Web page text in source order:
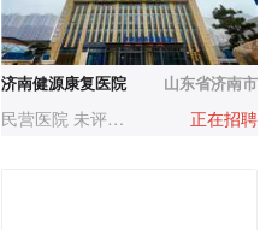
济南健源康复医院 山东省济南市
民营医院 未评级 50-200人正在招聘